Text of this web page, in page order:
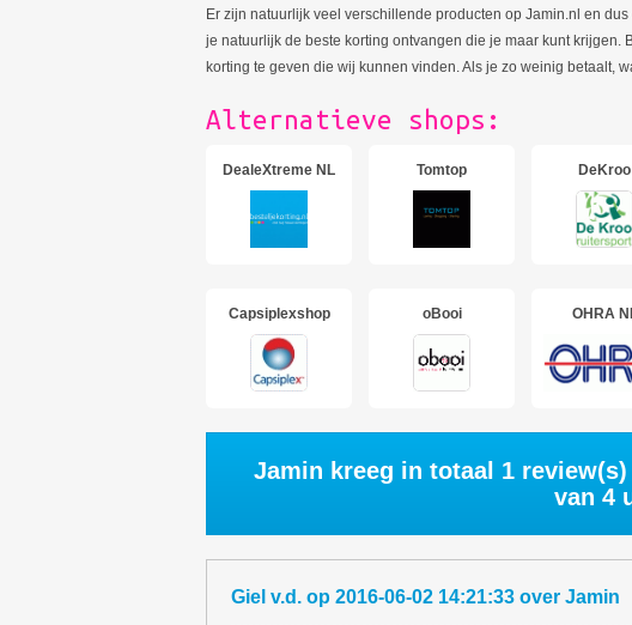
Er zijn natuurlijk veel verschillende producten op Jamin.nl en
je natuurlijk de beste korting ontvangen die je maar kunt krijgen.
korting te geven die wij kunnen vinden. Als je zo weinig betaalt,
Alternatieve shops:
DealeXtreme NL Tomtop DeKroo
Capsiplexshop oBooi OHRA
Jamin kreeg in totaal 1review(s)
van 4
Giel v.d. op 2016-06-02 14:21:33 over Jamin